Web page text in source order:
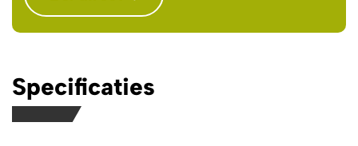
Specificaties